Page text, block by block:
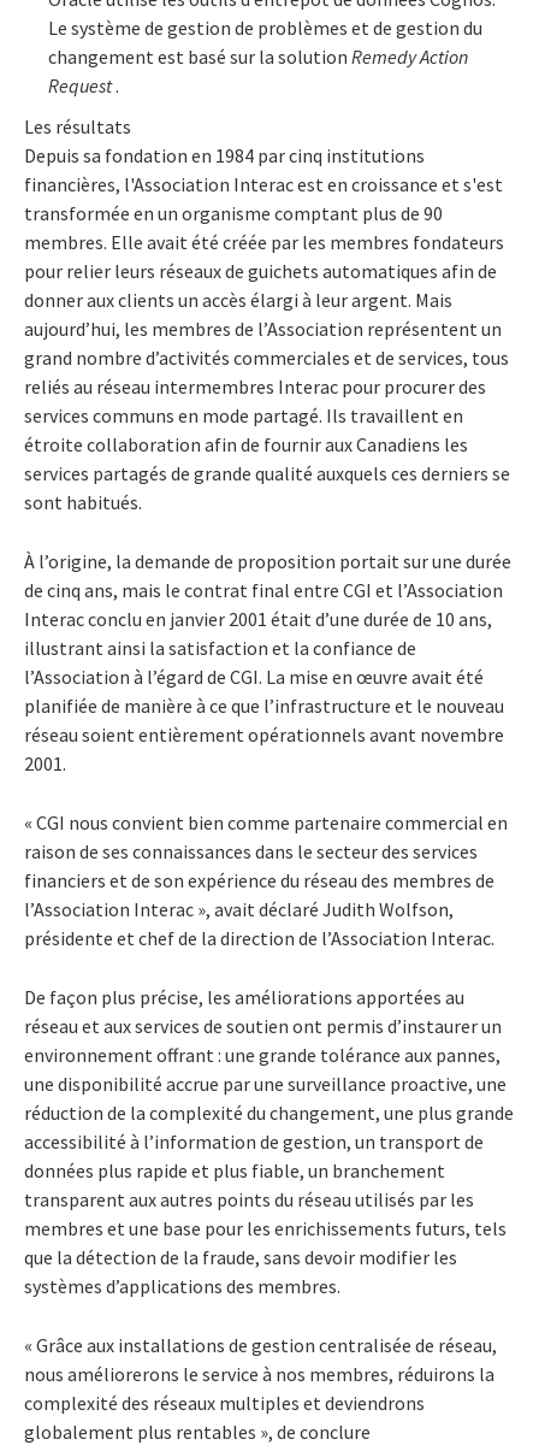
Le système de gestion de problèmes et de gestion du
changement est basé sur la solution Remedy Action
Request.
Les résultats
Depuis sa fondation en 1984 par cinq institutions
financières, l'Association Interac est en croissance et s'est
transformée en un organisme comptant plus de 90
membres. Elle avait été créée par les membres fondateurs
pour relier leurs réseaux de guichets automatiques afin de
donner aux clients un accès élargi à leur argent. Mais
aujourd’hui, les membres de l’Association représentent un
grand nombre d’activités commerciales et de services, tous
reliés au réseau intermembres Interac pour procurer des
services communs en mode partagé. Ils travaillent en
étroite collaboration afin de fournir aux Canadiens les
services partagés de grande qualité auxquels ces derniers se
sont habitués.
À l’origine, la demande de proposition portait sur une durée
de cinq ans, mais le contrat final entre CGI et l’Association
Interac conclu en janvier 2001 était d’une durée de 10 ans,
illustrant ainsi la satisfaction et la confiance de
l’Association à l’égard de CGI. La mise en œuvre avait été
planifiée de manière à ce que l’infrastructure et le nouveau
réseau soient entièrement opérationnels avant novembre
2001.
« CGI nous convient bien comme partenaire commercial en
raison de ses connaissances dans le secteur des services
financiers et de son expérience du réseau des membres de
l’Association Interac », avait déclaré Judith Wolfson,
présidente et chef de la direction de l’Association Interac.
De façon plus précise, les améliorations apportées au
réseau et aux services de soutien ont permis d’instaurer un
environnement offrant : une grande tolérance aux pannes,
une disponibilité accrue par une surveillance proactive, une
réduction de la complexité du changement, une plus grande
accessibilité à l’information de gestion, un transport de
données plus rapide et plus fiable, un branchement
transparent aux autres points du réseau utilisés par les
membres et une base pour les enrichissements futurs, tels
que la détection de la fraude, sans devoir modifier les
systèmes d’applications des membres.
« Grâce aux installations de gestion centralisée de réseau,
nous améliorerons le service à nos membres, réduirons la
complexité des réseaux multiples et deviendrons
globalement plus rentables », de conclure